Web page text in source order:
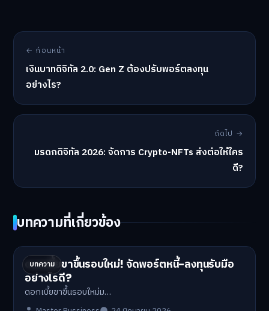
← ก่อนหน้า
เงินบาทดิจิทัล 2.0: Gen Z ต้องปรับพอร์ตลงทุน
อย่างไร?
ถัดไป →
มรดกดิจิทัล 2026: จัดการ Crypto-NFTs ส่งต่อให้ใคร
ดี?
บทความที่เกี่ยวข้อง
บทความ
ดอกเบี้ยขาขึ้นรอบใหม่! จัดพอร์ตหนี้-ลงทุนรับมือ
อย่างไรดี?
ดอกเบี้ยขาขึ้นรอบใหม่ม…